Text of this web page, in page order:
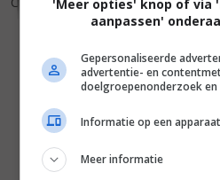
'Meer opties' knop of via
aanpassen'
Gepersonaliseerde
advertentie- en
doelgroepenonderzoek
Informatie op een
Meer informatie